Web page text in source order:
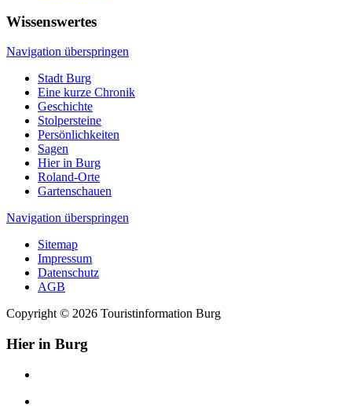
Wissenswertes
Navigation überspringen
Stadt Burg
Eine kurze Chronik
Geschichte
Stolpersteine
Persönlichkeiten
Sagen
Hier in Burg
Roland-Orte
Gartenschauen
Navigation überspringen
Sitemap
Impressum
Datenschutz
AGB
Copyright © 2026 Touristinformation Burg
Hier in Burg